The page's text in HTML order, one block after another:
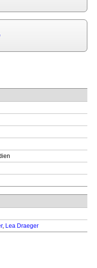
, Lea Draeger